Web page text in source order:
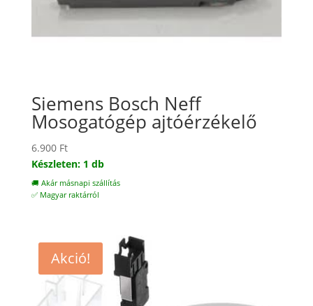
Siemens Bosch Neff
Mosogatógép ajtóérzékelő
6.900 Ft
Készleten: 1 db
🚚 Akár másnapi szállítás
✅ Magyar raktárról
Akció!